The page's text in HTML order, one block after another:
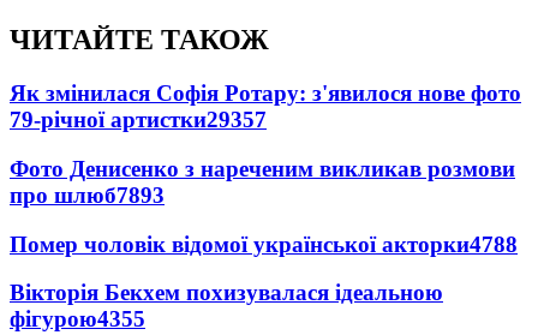
ЧИТАЙТЕ ТАКОЖ
Як змінилася Софія Ротару: з'явилося нове фото
79-річної артистки29357
Фото Денисенко з нареченим викликав розмови
про шлюб7893
Помер чоловік відомої української акторки4788
Вікторія Бекхем похизувалася ідеальною
фігурою4355